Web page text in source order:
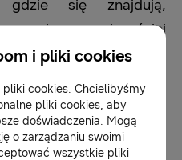
się znajdują,
się najczęściej
czynności i
wszystkie zdjęcia
i zapisać je w
a następnie
i pliki cookies
cookies. Chcielibyśmy
pliki cookies, aby
doświadczenia. Mogą
o zarządzaniu swoimi
wszystkie pliki